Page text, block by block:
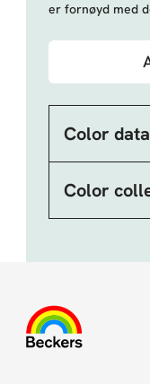
er fornøyd med
Color data
Color